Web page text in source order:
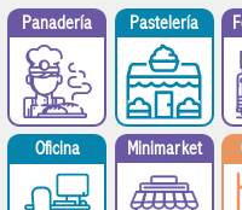
Panadería Pastelería
Oficina Minimarket